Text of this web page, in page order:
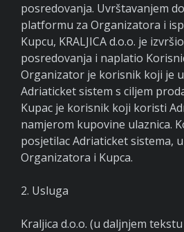
posredovanja. Uvrštavanjem
platformu za Organizatora i
Kupcu, KRALJICA d.o.o. je
posredovanja i naplatio
Organizator je korisnik koji je
Adriaticket sistem s ciljem
Kupac je korisnik koji koristi
namjerom kupovine ulaznica.
posjetilac Adriaticket sistema,
Organizatora i Kupca.
2. Usluga
Kraljica d.o.o. (u daljnjem